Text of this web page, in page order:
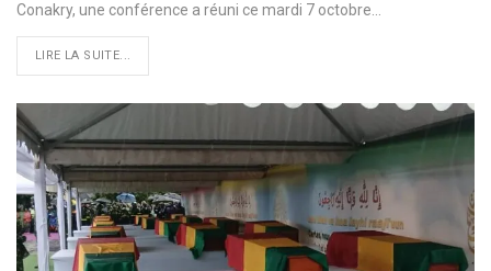
Conakry, une conférence a réuni ce mardi 7 octobre…
LIRE LA SUITE...